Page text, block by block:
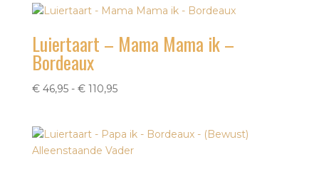
€ 104,95
Luiertaart – Mama Mama ik –
Bordeaux
€46,95 - €110,95Prijsklasse:
€ 110,95